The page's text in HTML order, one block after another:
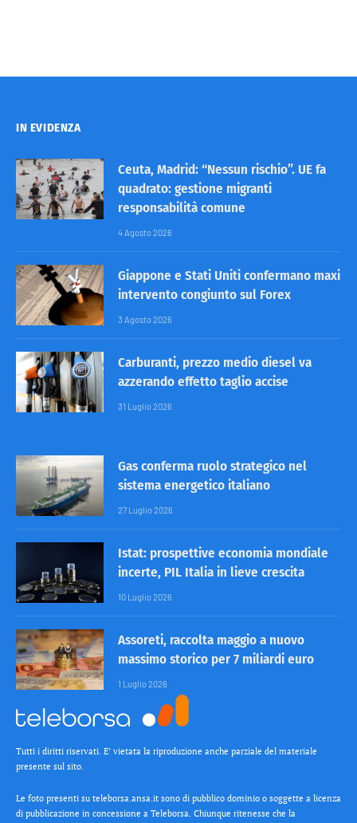
IN EVIDENZA
Ceuta, Madrid: “Nessun rischio”. UE fa
quadrato: gestione migranti
responsabilità comune
4 Agosto 2026
Giappone e Stati Uniti confermano maxi
intervento congiunto sul Forex
3 Agosto 2026
Carburanti, prezzo medio diesel va
azzerando effetto taglio accise
31 Luglio 2026
Gas conferma ruolo strategico nel
sistema energetico italiano
27 Luglio 2026
Istat: prospettive economia mondiale
incerte, PIL Italia in lieve crescita
10 Luglio 2026
Assoreti, raccolta maggio a nuovo
massimo storico per 7 miliardi euro
1 Luglio 2026
Tutti i diritti riservati. E’ vietata la riproduzione anche parziale del materiale
presente sul sito.
Le foto presenti su teleborsa.ansa.it sono di pubblico dominio o soggette a licenza
di pubblicazione in concessione a Teleborsa. Chiunque ritenesse che la